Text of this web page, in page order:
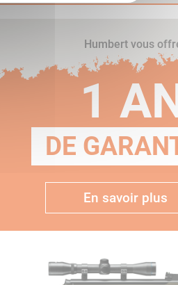
Humbert vous
1
DE
En savoir plus